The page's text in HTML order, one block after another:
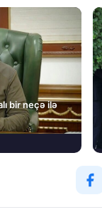
bir neçə ilə